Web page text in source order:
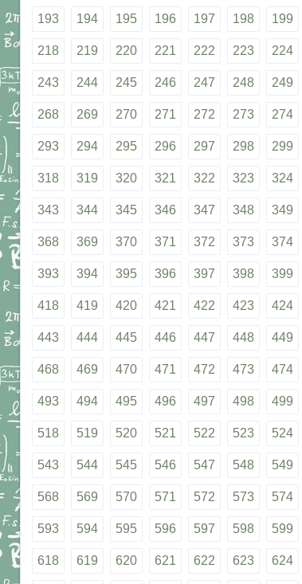
193 194 195 196 197 198 199
218 219 220 221 222 223 224
243 244 245 246 247 248 249
268 269 270 271 272 273 274
293 294 295 296 297 298 299
318 319 320 321 322 323 324
343 344 345 346 347 348 349
368 369 370 371 372 373 374
393 394 395 396 397 398 399
418 419 420 421 422 423 424
443 444 445 446 447 448 449
468 469 470 471 472 473 474
493 494 495 496 497 498 499
518 519 520 521 522 523 524
543 544 545 546 547 548 549
568 569 570 571 572 573 574
593 594 595 596 597 598 599
618 619 620 621 622 623 624